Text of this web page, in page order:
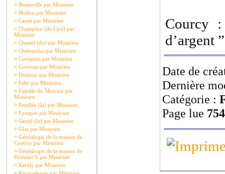
¤ Bouteville par Missirien
¤ Brulon par Missirien
¤ Carné par Missirien
¤ Champion (de Cicé) par
Missirien
¤ Chastel (du) par Missirien
¤ Châteaufur par Missirien
¤ Coetquen par Missirien
¤ Couvran par Missirien
¤ Disquay par Missirien
¤ Eder par Missirien
¤ Famille du Mescam par
Missirien
¤ Feuillée (la) par Missirien
¤ Fouquet par Missirien
¤ Gentil (le) par Missirien
¤ Glas par Missirien
¤ Généalogie de la maison de
Coetivy par Missirien
¤ Généalogie de la maison de
Penmarc'h par Missirien
¤ Keraly par Missirien
Courcy
d’argent
Date de
Dernière
Catégorie :
Page lue